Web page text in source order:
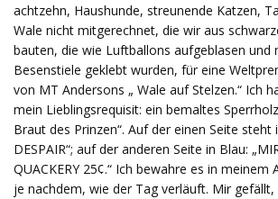
achtzehn, Haushunde, streunende Katzen,
Wale nicht mitgerechnet, die wir aus
bauten, die wie Luftballons aufgeblasen und
Besenstiele geklebt wurden, für eine
von MT Andersons „ Wale auf Stelzen.“ Ich
mein Lieblingsrequisit: ein bemaltes
Braut des Prinzen“. Auf der einen Seite steht
DESPAIR“; auf der anderen Seite in Blau:
QUACKERY 25¢.“ Ich bewahre es in
je nachdem, wie der Tag verläuft. Mir gefällt,